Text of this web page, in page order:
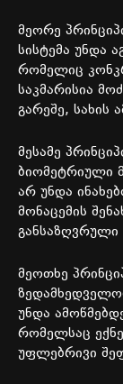
მეორე
სისტემა უნდა
რომელიც
საკმარისია
გარეშე, სახის
მესამე
ბიომეტრიული
არ უნდა
მონაცემის
განსაზღვრული
მეოთხე
უნდა
რომელსაც
უფლებრივი